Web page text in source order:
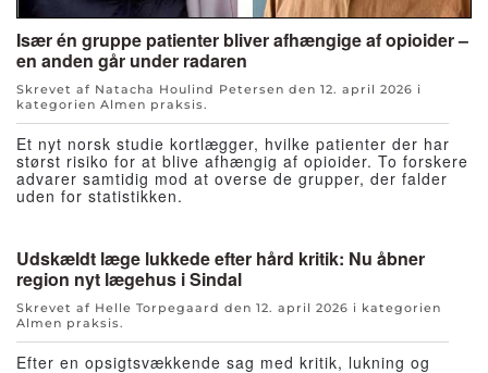
Især én gruppe patienter bliver afhængige af opioider –
en anden går under radaren
Skrevet af Natacha Houlind Petersen den 12. april 2026 i
kategorien Almen praksis .
Et nyt norsk studie kortlægger, hvilke patienter der har
størst risiko for at blive afhængig af opioider. To forskere
advarer samtidig mod at overse de grupper, der falder
uden for statistikken.
Udskældt læge lukkede efter hård kritik: Nu åbner
region nyt lægehus i Sindal
Skrevet af Helle Torpegaard den 12. april 2026 i kategorien
Almen praksis .
Efter en opsigtsvækkende sag med kritik, lukning og